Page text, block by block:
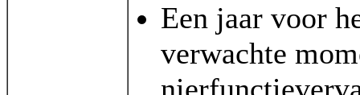
Een jaar voor
verwachte